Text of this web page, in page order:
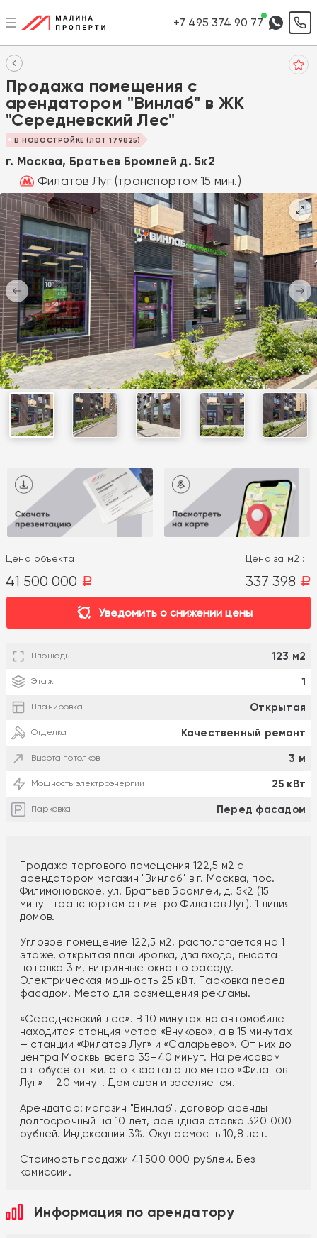
+7 495 374 90 77
Продажа помещения с
арендатором "Винлаб" в ЖК
"Середневский Лес"
В НОВОСТРОЙКЕ (ЛОТ 179825)
г. Москва, Братьев Бромлей д. 5к2
Филатов Луг (транспортом 15 мин.)
Цена объекта :
41 500 000 a
Цена за м2 :
337 398 a
Уведомить о снижении цены
Площадь 123 м2
Этаж 1
Планировка Открытая
Отделка Качественный ремонт
Высота потолков 3 м
Мощность электроэнергии 25 кВт
Парковка Перед фасадом
Продажа торгового помещения 122,5 м2 с
арендатором магазин "Винлаб" в г. Москва, пос.
Филимоновское, ул. Братьев Бромлей, д. 5к2 (15
минут транспортом от метро Филатов Луг). 1 линия
домов.
Угловое помещение 122,5 м2, располагается на 1
этаже, открытая планировка, два входа, высота
потолка 3 м, витринные окна по фасаду.
Электрическая мощность 25 кВт. Парковка перед
фасадом. Место для размещения рекламы.
«Середневский лес». В 10 минутах на автомобиле
находится станция метро «Внуково», а в 15 минутах
— станции «Филатов Луг» и «Саларьево». От них до
центра Москвы всего 35–40 минут. На рейсовом
автобусе от жилого квартала до метро «Филатов
Луг» — 20 минут. Дом сдан и заселяется.
Арендатор: магазин "Винлаб", договор аренды
долгосрочный на 10 лет, арендная ставка 320 000
рублей. Индексация 3%. Окупаемость 10,8 лет.
Стоимость продажи 41 500 000 рублей. Без
комиссии.
Информация по арендатору